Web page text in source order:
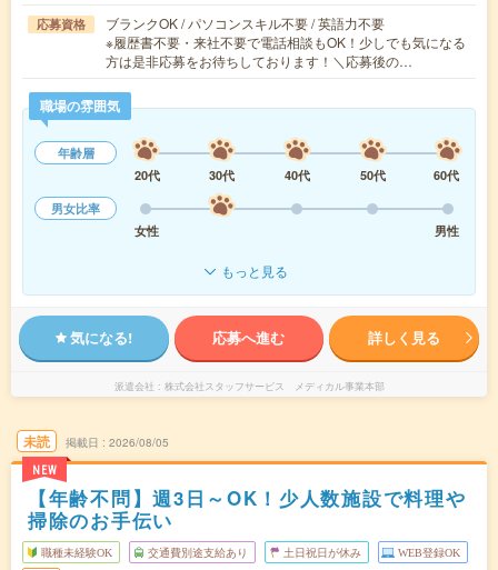
応募資格
ブランクOK / パソコンスキル不要 / 英語力不要
※履歴書不要・来社不要で電話相談もOK！少しでも気になる
方は是非応募をお待ちしております！＼応募後の…
職場の雰囲気
年齢層
20代
30代 40代 50代
60代
男女比率
女性
男性
もっと見る
気になる! 応募へ進む 詳しく見る
派遣会社 株式会社スタッフサービス メディカル事業本部
未読
NEW
掲載日 2026/08/05
【年齢不問】週3日～OK！少人数施設で料理や
掃除のお手伝い
職種未経験OK 交通費別途支給あり 土日祝日が休み WEB登録OK